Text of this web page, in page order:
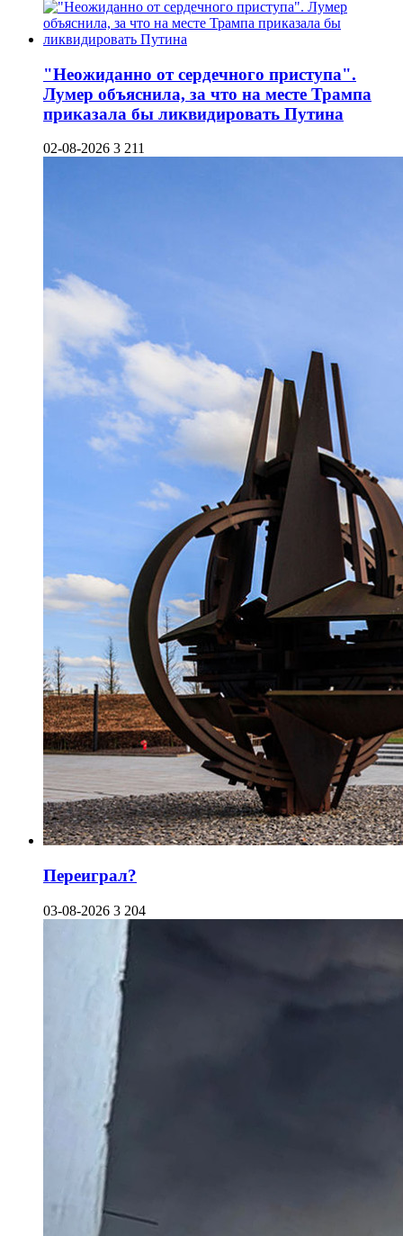
"Неожиданно от сердечного приступа".
Лумер объяснила, за что на месте Трампа
приказала бы ликвидировать Путина
02-08-2026 3 211
Переиграл?
03-08-2026 3 204